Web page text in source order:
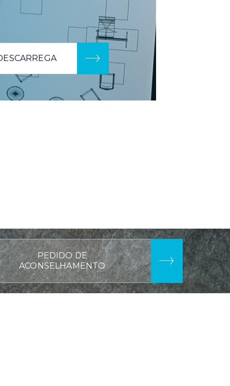
PEDIDO DE
ACONSELHAMENTO